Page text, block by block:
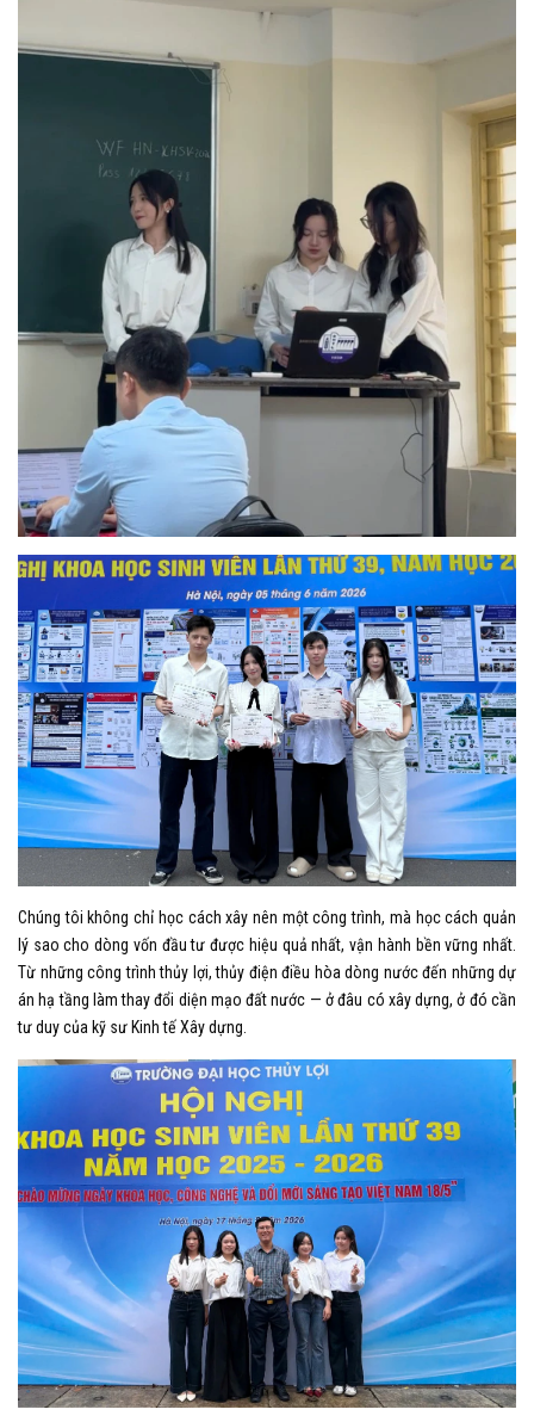
Chúng tôi không chỉ học cách xây nên một công trình, mà học cách quản
lý sao cho dòng vốn đầu tư được hiệu quả nhất, vận hành bền vững nhất.
Từ những công trình thủy lợi, thủy điện điều hòa dòng nước đến những dự
án hạ tầng làm thay đổi diện mạo đất nước — ở đâu có xây dựng, ở đó cần
tư duy của kỹ sư Kinh tế Xây dựng.